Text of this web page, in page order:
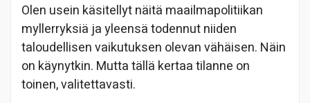
Olen usein käsitellyt näitä maailmapolitiikan
myllerryksiä ja yleensä todennut niiden
taloudellisen vaikutuksen olevan vähäisen. Näin
on käynytkin. Mutta tällä kertaa tilanne on
toinen, valitettavasti.